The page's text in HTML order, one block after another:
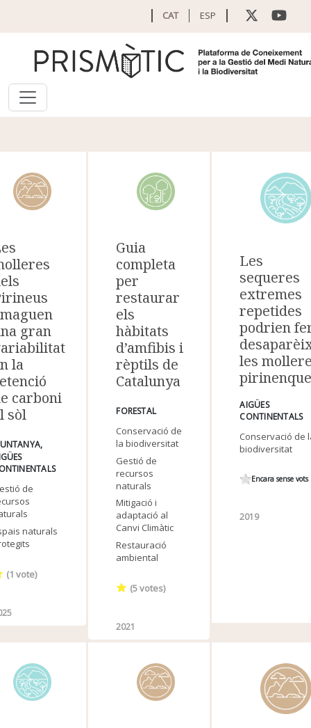
CAT ESP
gran
la
carboni
sòl
de
naturals
(1 vote)
Guia
completa
per
restaurar
els
hàbitats
d’amfibis i
rèptils de
Catalunya
FORESTAL
Conservació de
la biodiversitat
Gestió de
recursos
naturals
Mitigació i
adaptació al
Canvi Climàtic
Restauració
ambiental
(5votes)
2021
Les
sequeres
extremes
repetides
podrien
les
AIGÜES
CONTINENTALS
Conservació de
biodiversitat
Encara sense vots
2019